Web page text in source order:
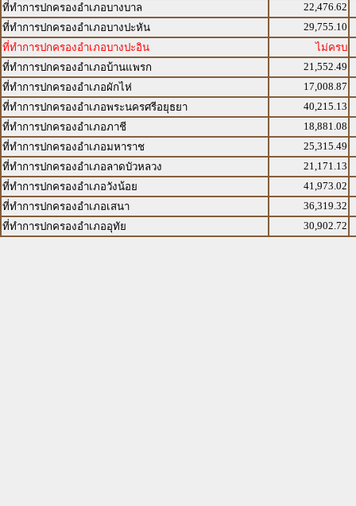
ที่ทำการปกครองอำเภอบางบาล
22,476.62
ที่ทำการปกครองอำเภอบางปะหัน
29,755.10
ที่ทำการปกครองอำเภอบางปะอิน
ไม่ครบ
ที่ทำการปกครองอำเภอบ้านแพรก
21,552.49
ที่ทำการปกครองอำเภอผักไห่
17,008.87
ที่ทำการปกครองอำเภอพระนครศรีอยุธยา
40,215.13
ที่ทำการปกครองอำเภอภาชี
18,881.08
ที่ทำการปกครองอำเภอมหาราช
25,315.49
ที่ทำการปกครองอำเภอลาดบัวหลวง
21,171.13
ที่ทำการปกครองอำเภอวังน้อย
41,973.02
ที่ทำการปกครองอำเภอเสนา
36,319.32
ที่ทำการปกครองอำเภออุทัย
30,902.72